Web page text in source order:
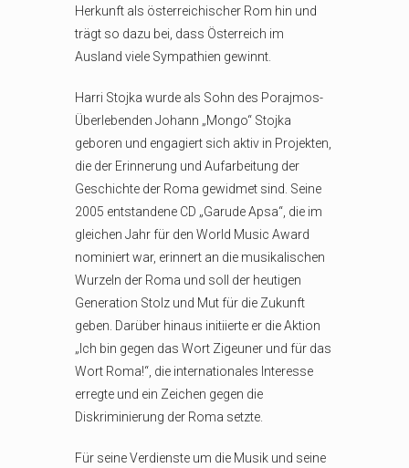
Herkunft als österreichischer Rom hin und
trägt so dazu bei, dass Österreich im
Ausland viele Sympathien gewinnt.
Harri Stojka wurde als Sohn des Porajmos-
Überlebenden Johann „Mongo“ Stojka
geboren und engagiert sich aktiv in Projekten,
die der Erinnerung und Aufarbeitung der
Geschichte der Roma gewidmet sind. Seine
2005 entstandene CD „Garude Apsa“, die im
gleichen Jahr für den World Music Award
nominiert war, erinnert an die musikalischen
Wurzeln der Roma und soll der heutigen
Generation Stolz und Mut für die Zukunft
geben. Darüber hinaus initiierte er die Aktion
„Ich bin gegen das Wort Zigeuner und für das
Wort Roma!“, die internationales Interesse
erregte und ein Zeichen gegen die
Diskriminierung der Roma setzte.
Für seine Verdienste um die Musik und seine